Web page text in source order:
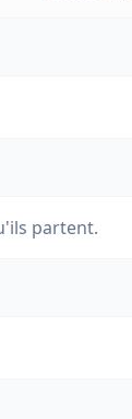
partent.